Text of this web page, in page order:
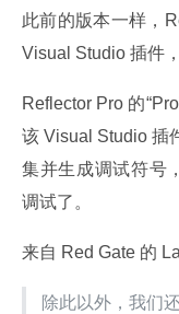
此前的版本一样，
Visual Studio 插件
Reflector Pro 的
该 Visual Studio 插
集并生成调试符号
调试了。
来自 Red Gate 的
除此以外，我们